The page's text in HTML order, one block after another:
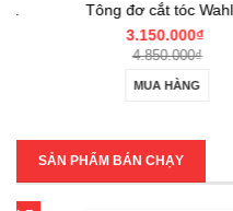
Tông đơ cắt tóc Wahl 5-Star Vapor
3.150.000₫
4.850.000₫
MUA HÀNG
SẢN PHẨM BÁN CHẠY